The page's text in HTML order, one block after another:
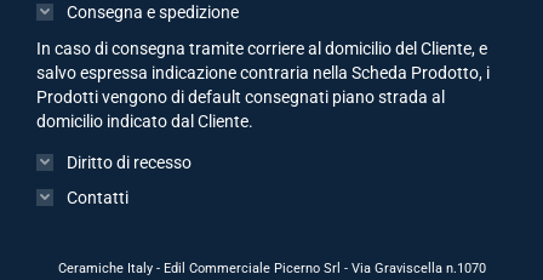
Consegna e spedizione
In caso di consegna tramite corriere al domicilio del Cliente, e
salvo espressa indicazione contraria nella Scheda Prodotto, i
Prodotti vengono di default consegnati piano strada al
domicilio indicato dal Cliente.
Diritto di recesso
Contatti
Ceramiche Italy - Edil Commerciale Picerno Srl - Via Graviscella n.1070